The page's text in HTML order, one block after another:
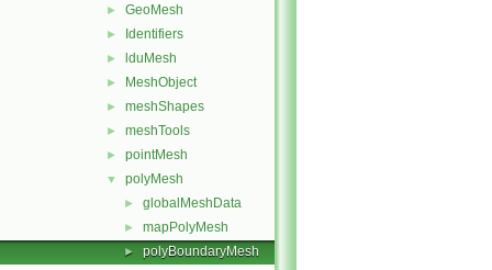
► GeoMesh
► Identifiers
► lduMesh
► MeshObject
► meshShapes
► meshTools
► pointMesh
▼ polyMesh
► globalMeshData
► mapPolyMesh
► polyBoundaryMesh